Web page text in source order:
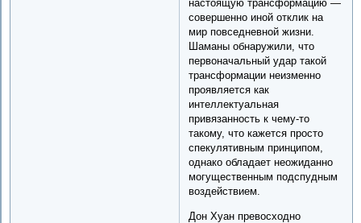
настоящую трансформацию —
совершенно иной отклик на
мир повседневной жизни.
Шаманы обнаружили, что
первоначальный удар такой
трансформации неизменно
проявляется как
интеллектуальная
привязанность к чему-то
такому, что кажется просто
спекулятивным принципом,
однако обладает неожиданно
могущественным подспудным
воздействием.
Дон Хуан превосходно